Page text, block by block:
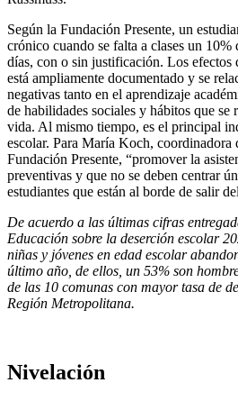
Según la Fundación Presente, un
crónico cuando se falta a clases un
días, con o sin justificación. Los efectos
está ampliamente documentado y se
negativas tanto en el aprendizaje
de habilidades sociales y hábitos que se
vida. Al mismo tiempo, es el principal
escolar. Para María Koch, coordinadora
Fundación Presente, “promover la
preventivas y que no se deben centrar
estudiantes que están al borde de salir
De acuerdo a las últimas cifras
Educación sobre la deserción escolar
niñas y jóvenes en edad escolar
último año, de ellos, un 53% son
de las 10 comunas con mayor tasa de
Región Metropolitana.
Nivelación